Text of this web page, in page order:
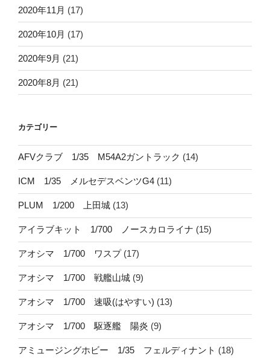
2020年11月 (17)
2020年10月 (17)
2020年9月 (21)
2020年8月 (21)
カテゴリー
AFVクラブ 1/35 M54A2ガントラック (14)
ICM 1/35 メルセデスベンツG4 (11)
PLUM 1/200 上田城 (13)
アイラブキット 1/700 ノースカロライナ (15)
アオシマ 1/700 ワスプ(17)
アオシマ 1/700 戦艦山城 (9)
アオシマ 1/700 速吸(はやすい) (13)
アオシマ 1/700 駆逐艦 陽炎 (9)
アミュージングホビー 1/35 フェルディナント (18)